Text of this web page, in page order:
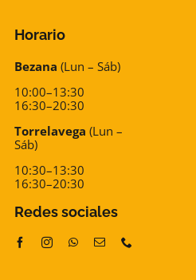
Horario
Bezana (Lun – Sáb)
10:00–13:30
16:30–20:30
Torrelavega (Lun –
Sáb)
10:30–13:30
16:30–20:30
Redes sociales